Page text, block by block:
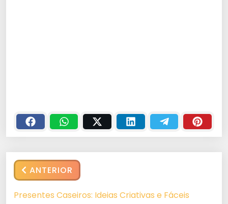
ANTERIOR
Presentes Caseiros: Ideias Criativas e Fáceis